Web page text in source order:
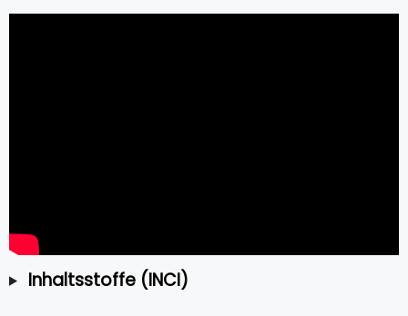
Inhaltsstoffe (INCI)